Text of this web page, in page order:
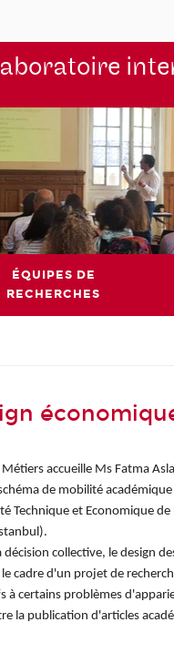
ÉQUIPES DE
RECHERCHES
accueille Ms Fatma
de mobilité
Technique et Economique
décision collective, le design
cadre d'un projet de
à certains problèmes
la publication d'articles